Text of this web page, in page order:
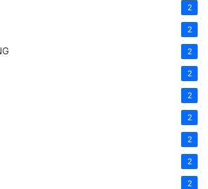
2
2
2
2
2
2
2
2
2